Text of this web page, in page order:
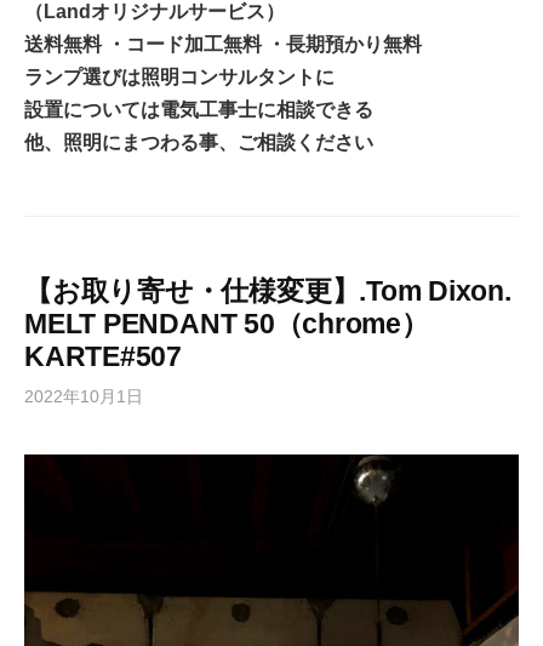
（Landオリジナルサービス）
送料無料 ・コード加工無料 ・長期預かり無料
ランプ選びは照明コンサルタントに
設置については電気工事士に相談できる
他、照明にまつわる事、ご相談ください
【お取り寄せ・仕様変更】.Tom Dixon.
MELT PENDANT 50（chrome）
KARTE#507
2022年10月1日